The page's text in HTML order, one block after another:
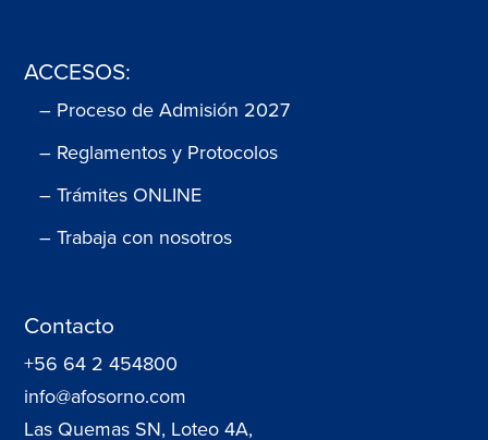
ACCESOS:
– Proceso de Admisión 2027
– Reglamentos y Protocolos
– Trámites ONLINE
– Trabaja con nosotros
Contacto
+56 64 2 454800
info@afosorno.com
Las Quemas SN, Loteo 4A,